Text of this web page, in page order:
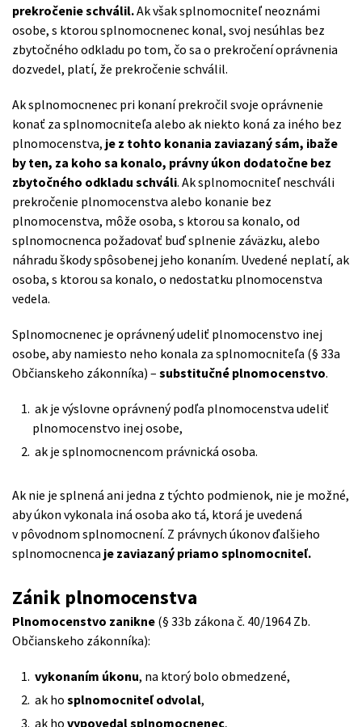
prekročenie schválil.Ak však splnomocniteľ neoznámi
osobe, s ktorou splnomocnenec konal, svoj nesúhlas bez
zbytočného odkladu po tom, čo sa o prekročení oprávnenia
dozvedel, platí, že prekročenie schválil.
Ak splnomocnenec pri konaní prekročil svoje oprávnenie
konať za splnomocniteľa alebo ak niekto koná za iného bez
plnomocenstva, je z tohto konania zaviazaný sám, ibaže
by ten, za koho sa konalo, právny úkon dodatočne bez
zbytočného odkladu schváli. Ak splnomocniteľ neschváli
prekročenie plnomocenstva alebo konanie bez
plnomocenstva, môže osoba, s ktorou sa konalo, od
splnomocnenca požadovať buď splnenie záväzku, alebo
náhradu škody spôsobenej jeho konaním. Uvedené neplatí, ak
osoba, s ktorou sa konalo, o nedostatku plnomocenstva
vedela.
Splnomocnenec je oprávnený udeliť plnomocenstvo inej
osobe, aby namiesto neho konala za splnomocniteľa (§ 33a
Občianskeho zákonníka) – substitučné plnomocenstvo.
ak je výslovne oprávnený podľa plnomocenstva udeliť
plnomocenstvo inej osobe,
ak je splnomocnencom právnická osoba.
Ak nie je splnená ani jedna z týchto podmienok, nie je možné,
aby úkon vykonala iná osoba ako tá, ktorá je uvedená
v pôvodnom splnomocnení. Z právnych úkonov ďalšieho
splnomocnenca je zaviazaný priamo splnomocniteľ.
Zánik plnomocenstva
Plnomocenstvo zanikne (§ 33b zákona č. 40/1964 Zb.
Občianskeho zákonníka):
vykonaním úkonu, na ktorý bolo obmedzené,
ak ho splnomocniteľ odvolal,
ak ho vypovedal splnomocnenec,